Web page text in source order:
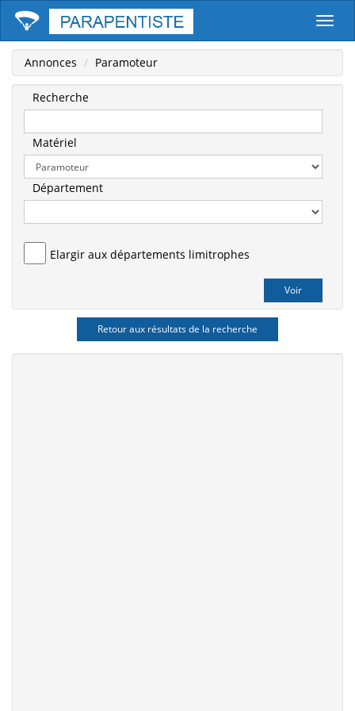
Annonces Paramoteur
Recherche
Matériel
Département
Elargir aux départements limitrophes
Retour aux résultats de la recherche